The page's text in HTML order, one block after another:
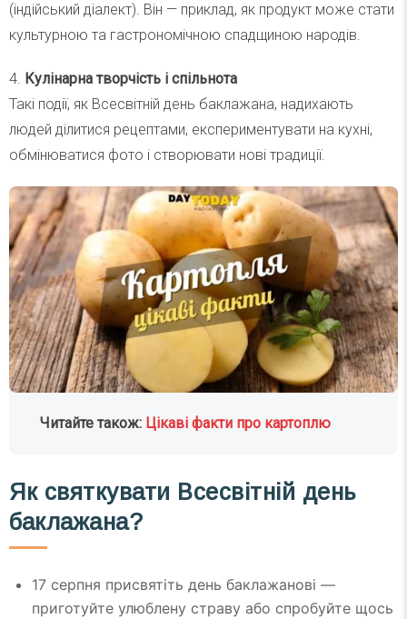
(індійський діалект). Він — приклад, як продукт може стати
культурною та гастрономічною спадщиною народів.
4. Кулінарна творчість і спільнота
Такі події, як Всесвітній день баклажана, надихають
людей ділитися рецептами, експериментувати на кухні,
обмінюватися фото і створювати нові традиції.
Читайте також: Цікаві факти про картоплю
Як святкувати Всесвітній день
баклажана?
17 серпня присвятіть день баклажанові —
приготуйте улюблену страву або спробуйте щось